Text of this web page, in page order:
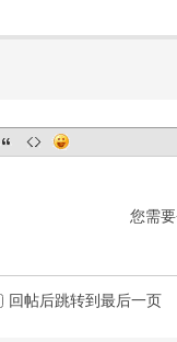
您需
回帖后跳转到最后一页